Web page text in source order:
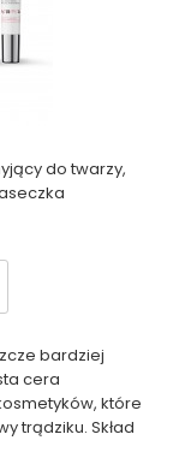
do twarzy,
bardziej
cera
które
trądziku. Skład